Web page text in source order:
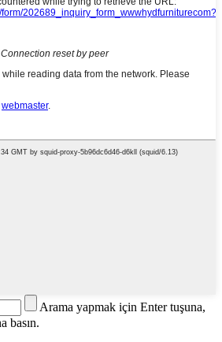
Arama yapmak için Enter tuşuna,
basın.